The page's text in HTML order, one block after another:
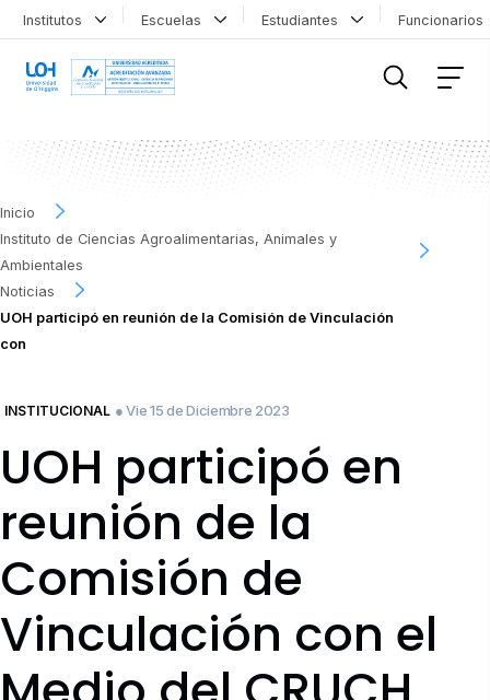
Institutos Escuelas Estudiantes
Inicio
Instituto de Ciencias Agroalimentarias, Animales y
Ambientales
Noticias
UOH participó en reunión de la Comisión de Vinculación
con
INSTITUCIONAL ● Vie 15 de Diciembre 2023
UOH participó en
reunión de la
Comisión de
Vinculación con el